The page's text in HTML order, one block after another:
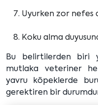
Uyurken zor nefes
Koku alma
Bu belirtilerden biri
mutlaka veteriner
yavru köpeklerde
gerektiren bir